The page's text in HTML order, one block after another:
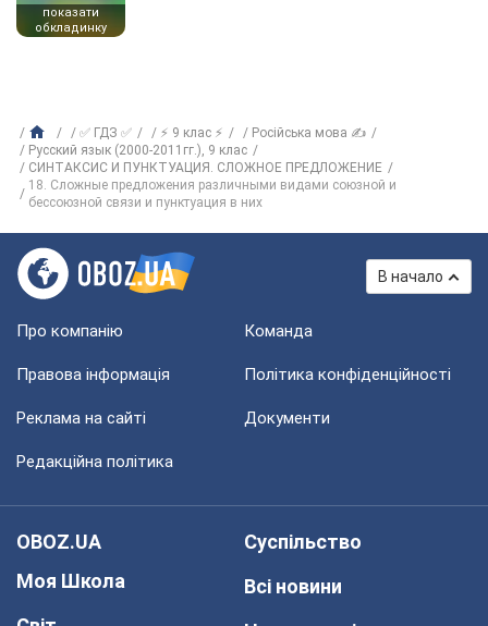
показати
обкладинку
✅ ГДЗ ✅ ⚡ 9 клас ⚡
Російська мова ✍
Русский язык (2000-2011гг.), 9 клас
СИНТАКСИС И ПУНКТУАЦИЯ. СЛОЖНОЕ ПРЕДЛОЖЕНИЕ
18. Сложные предложения различными видами союзной и
бессоюзной связи и пунктуация в них
В начало
Про компанію Команда
Правова інформація Політика конфіденційності
Реклама на сайті Документи
Редакційна політика
OBOZ.UA
Моя Школа
Суспільство
Всі новини